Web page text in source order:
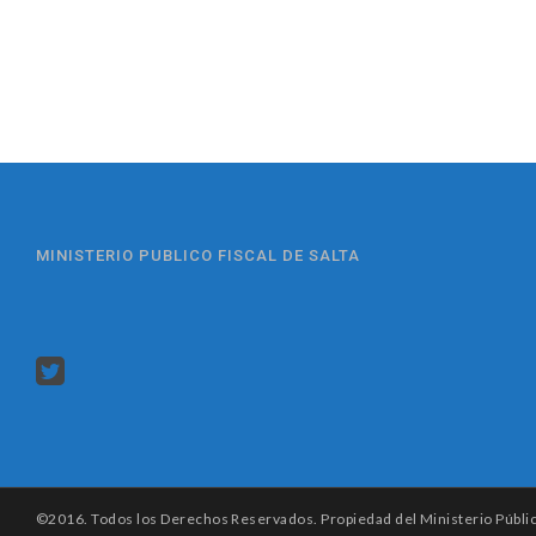
MINISTERIO PUBLICO FISCAL DE SALTA
©2016. Todos los Derechos Reservados. Propiedad del Ministerio